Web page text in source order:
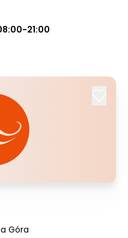
21:00
Góra